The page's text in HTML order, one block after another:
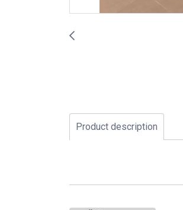
Product description